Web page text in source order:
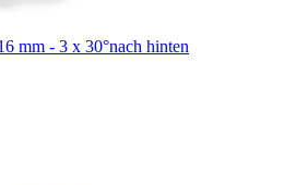
mm - 3 x 30°nach hinten